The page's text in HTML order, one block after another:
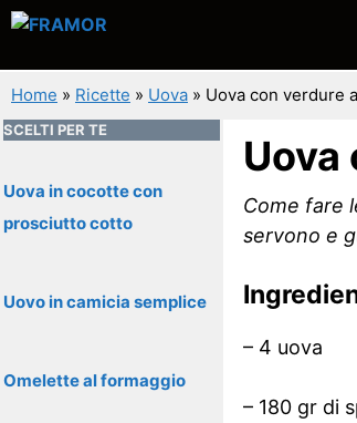
Vai
contenuto
Home » Ricette » Uova » Uova con verdure
Uova
Come fare
servono e
– 4 uova
– 180 gr di
SCELTI PER TE
Uova in cocotte con
prosciutto cotto
Uovo in camicia semplice
Omelette al formaggio